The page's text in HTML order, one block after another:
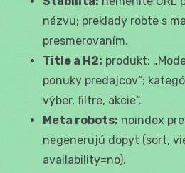
názvu; preklady robte s
presmerovaním.
Title a H2: produkt:
ponuky predajcov“;
výber, filtre, akcie“.
Meta robots: noindex
negenerujú dopyt (sort,
availability=no).